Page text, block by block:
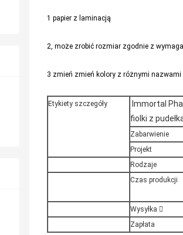
1 papier z laminacją
2, może zrobić rozmiar zgodnie z
3 zmień zmień kolory z różnymi nazwami
Etykiety szczegóły
Immortal
fiolki z
Zabarwienie
Projekt
Rodzaje
Czas produkcji
Wysyłka 
Zapłata